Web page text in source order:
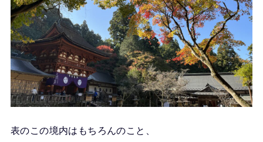
表のこの境内はもちろんのこと、